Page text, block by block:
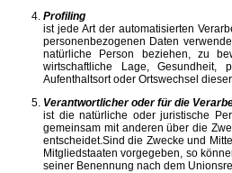
Profiling
ist jede Art der automatisierten
personenbezogenen Daten
natürliche Person beziehen, zu
wirtschaftliche Lage, Gesundheit,
Aufenthaltsort oder Ortswechsel
Verantwortlicher oder für die
ist die natürliche oder juristische
gemeinsam mit anderen über die
entscheidet.Sind die Zwecke und
Mitgliedstaaten vorgegeben, so
seiner Benennung nach dem